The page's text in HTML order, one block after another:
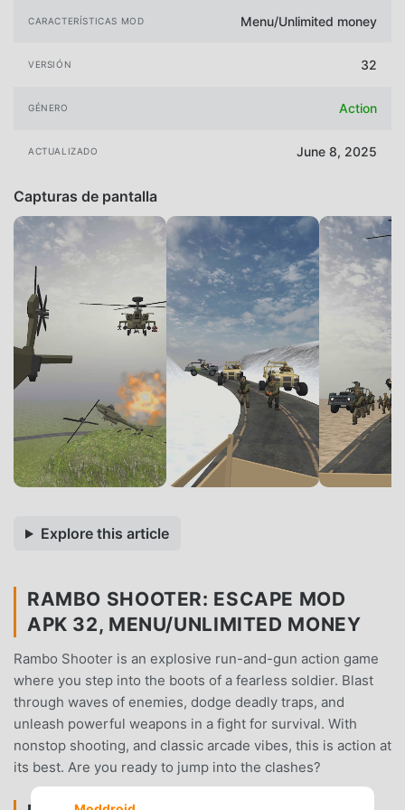
CARACTERÍSTICAS MOD Menu/Unlimited money
VERSIÓN 32
GÉNERO Action
ACTUALIZADO June 8, 2025
Capturas de pantalla
Explore this article
RAMBO SHOOTER: ESCAPE MOD
APK 32, MENU/UNLIMITED MONEY
Rambo Shooter is an explosive run-and-gun action game
where you step into the boots of a fearless soldier. Blast
through waves of enemies, dodge deadly traps, and
unleash powerful weapons in a fight for survival. With
nonstop shooting, and classic arcade vibes, this is action at
its best. Are you ready to jump into the clashes?